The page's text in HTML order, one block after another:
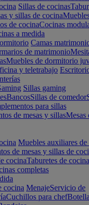
Sillas de cocinas
y sillas de cocina
de cocinaCocinas
a medida
Camas
de matrimonio
Muebles de dormitorio
y teletrabajo
Sillas gaming
BancosSillas de comedor
para sillas
de mesas y sillasMesas
Muebles auxiliares de
de mesas y sillas de
cocinaTaburetes de cocina
completas
cocina MenajeServicio de
Cuchillos para chef